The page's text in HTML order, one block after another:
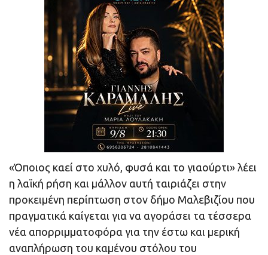
«Όποιος καεί στο χυλό, φυσά και το γιαούρτι» λέει
η λαϊκή ρήση και μάλλον αυτή ταιριάζει στην
προκειμένη περίπτωση στον δήμο Μαλεβιζίου που
πραγματικά καίγεται για να αγοράσει τα τέσσερα
νέα απορριμματοφόρα για την έστω και μερική
αναπλήρωση του καμένου στόλου του